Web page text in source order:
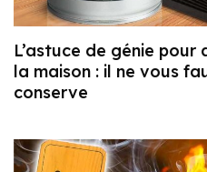
L’astuce de génie
la maison : il ne vous
conserve